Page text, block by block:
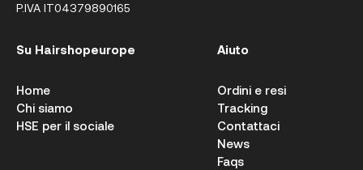
P.IVA IT04379890165
Su Hairshopeurope
Home
Chi siamo
HSE per il sociale
Aiuto
Ordini e resi
Tracking
Contattaci
News
Faqs